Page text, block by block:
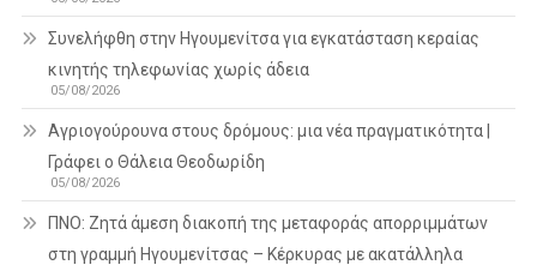
Συνελήφθη στην Ηγουμενίτσα για εγκατάσταση κεραίας
κινητής τηλεφωνίας χωρίς άδεια
05/08/2026
Αγριογούρουνα στους δρόμους: μια νέα πραγματικότητα |
Γράφει ο Θάλεια Θεοδωρίδη
05/08/2026
ΠΝΟ: Ζητά άμεση διακοπή της μεταφοράς απορριμμάτων
στη γραμμή Ηγουμενίτσας – Κέρκυρας με ακατάλληλα